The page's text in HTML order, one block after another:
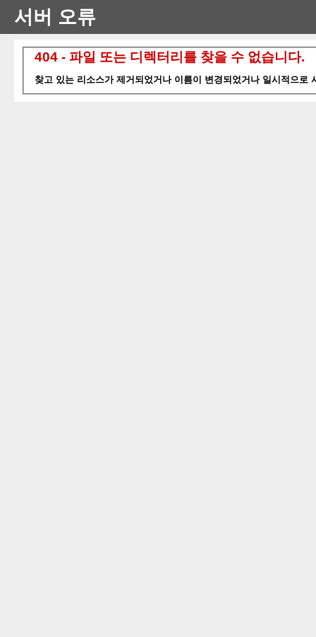
서버 오류
404 - 파일 또는 디렉터리를 찾을 수 없습니다.
찾고 있는 리소스가 제거되었거나 이름이 변경되었거나 일시적으로